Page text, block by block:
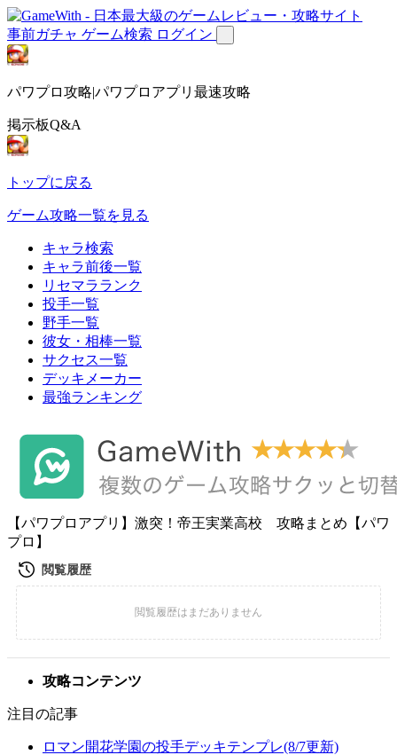
事前ガチャ ゲーム検索 ログイン
パワプロ攻略|パワプロアプリ最速攻略
掲示板Q&A
トップに戻る
ゲーム攻略一覧を見る
キャラ検索
キャラ前後一覧
リセマラランク
投手一覧
野手一覧
彼女・相棒一覧
サクセス一覧
デッキメーカー
最強ランキング
【パワプロアプリ】激突！帝王実業高校 攻略まとめ【パワ
プロ】
攻略コンテンツ
注目の記事
ロマン開花学園の投手デッキテンプレ(8/7更新)